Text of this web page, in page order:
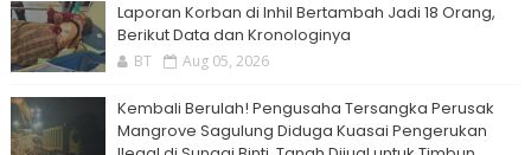
Laporan Korban di Inhil Bertambah Jadi 18 Orang,
Berikut Data dan Kronologinya
BT Aug 05, 2026
Kembali Berulah! Pengusaha Tersangka Perusak
Mangrove Sagulung Diduga Kuasai Pengerukan